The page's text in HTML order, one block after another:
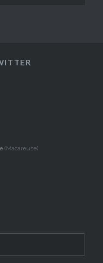
(Macareuse)